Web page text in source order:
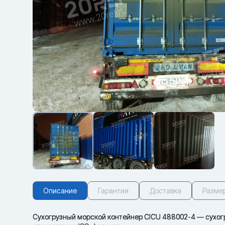
Описание Гарантии Доставка
Сухогрузный морской контейнер CICU 488002-4 —